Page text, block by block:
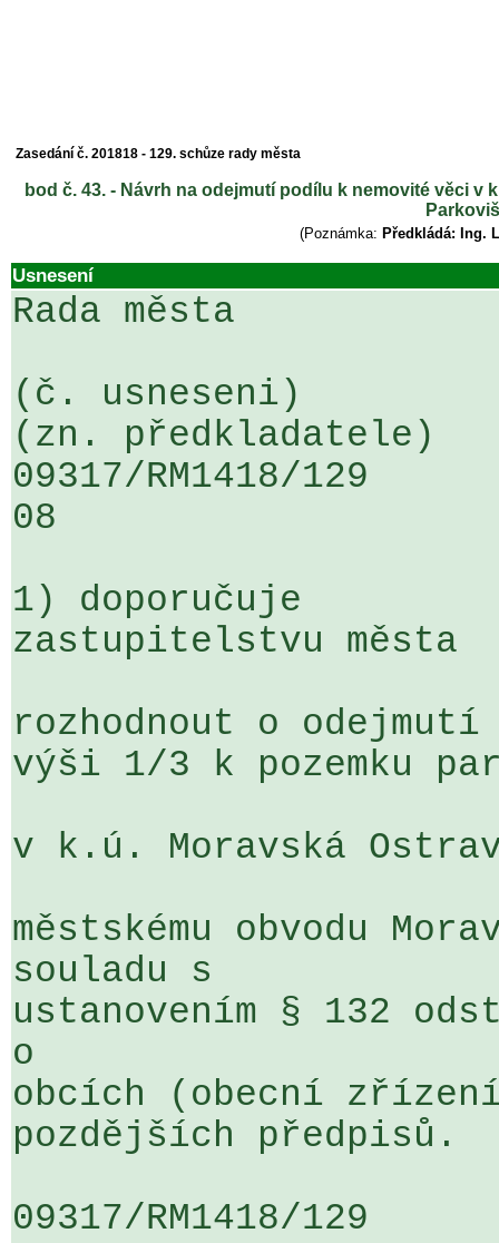
Zasedání č. 201818 - 129. schůze rady města
bod č. 43. - Návrh na odejmutí podílu k nemovité věci v
(Poznámka: Předkládá: Ing.
Usnesení
Rada města
(č. usneseni)
(zn. předkladatele)
09317/RM1418/
08
1) doporučuje
zastupitelstvu města
rozhodnout o
výši 1/3 k pozemku
v k.ú. Moravská
městskému obvodu
souladu s
ustanovením § 132
o
obcích (obecní
pozdějších předpisů.
09317/RM1418/